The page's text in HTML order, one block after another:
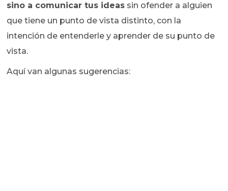
sino a comunicar tus ideas sin ofender a alguien
que tiene un punto de vista distinto, con la
intención de entenderle y aprender de su punto de
vista.
Aquí van algunas sugerencias: